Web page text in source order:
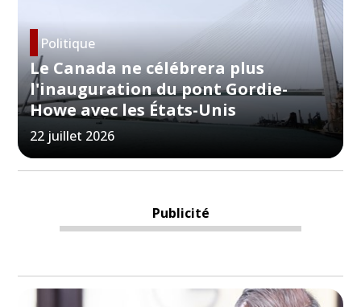
Politique
Le Canada ne célébrera plus
l'inauguration du pont Gordie-
Howe avec les États-Unis
22 juillet 2026
Publicité